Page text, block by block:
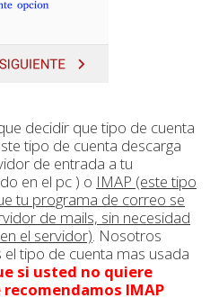
decidir que tipo de cuenta
tipo de cuenta descarga
de entrada a tu
en el pc ) o IMAP (este tipo
tu programa de correo se
de mails, sin necesidad
el servidor). Nosotros
tipo de cuenta mas usada
si usted no quiere
IMAP